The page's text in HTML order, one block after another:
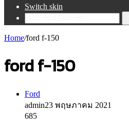
Switch skin
Home/ford f-150
ford f-150
Ford
admin23 พฤษภาคม 2021
685